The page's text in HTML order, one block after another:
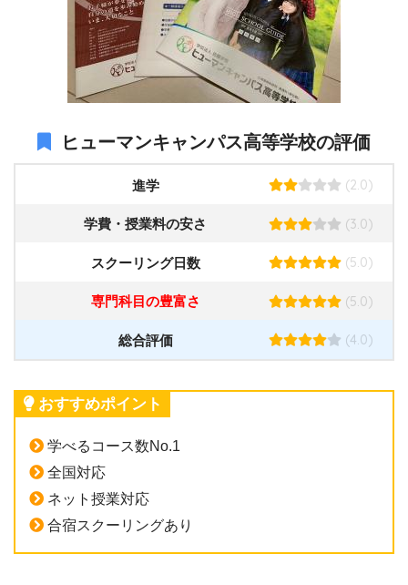
ヒューマンキャンパス高等学校の評価
進学 (2.0)
学費・授業料の安さ (3.0)
スクーリング日数 (5.0)
専門科目の豊富さ (5.0)
総合評価 (4.0)
おすすめポイント
学べるコース数No.1
全国対応
ネット授業対応
合宿スクーリングあり